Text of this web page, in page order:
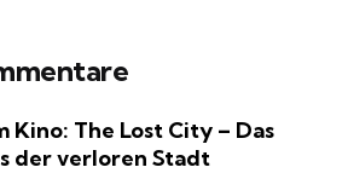
Kino: The Lost City – Das
der verloren Stadt